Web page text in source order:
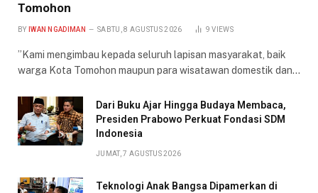
Tomohon
BY IWAN NGADIMAN SABTU, 8 AGUSTUS 2026 9VIEWS
​”Kami mengimbau kepada seluruh lapisan masyarakat, baik
warga Kota Tomohon maupun para wisatawan domestik dan…
Dari Buku Ajar Hingga Budaya Membaca,
Presiden Prabowo Perkuat Fondasi SDM
Indonesia
JUMAT, 7 AGUSTUS 2026
Teknologi Anak Bangsa Dipamerkan di